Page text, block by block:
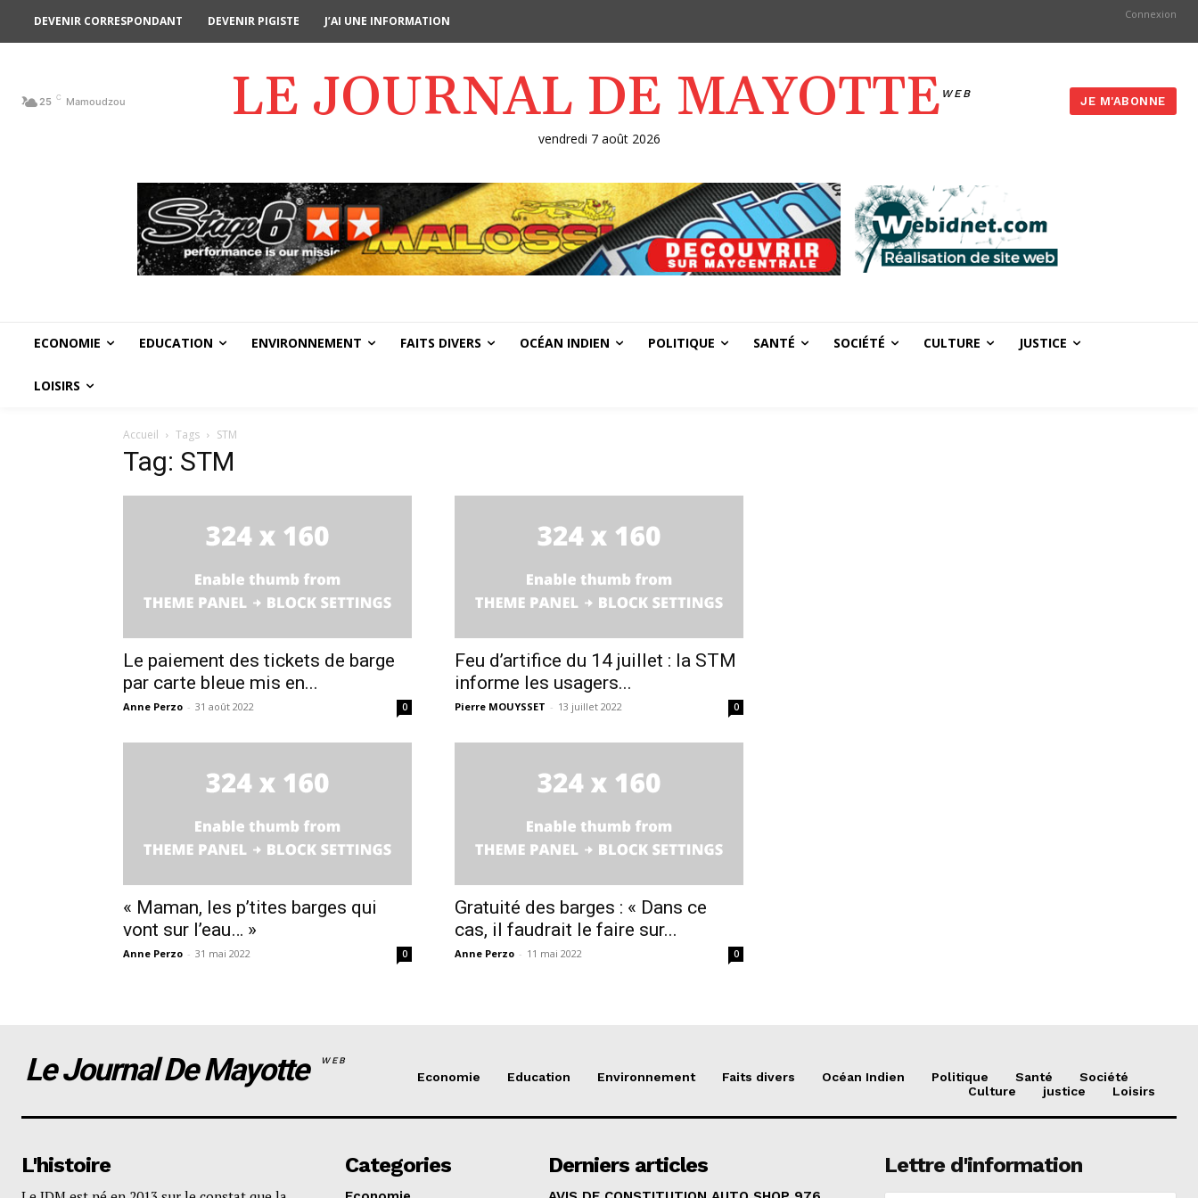
DEVENIR CORRESPONDANT DEVENIR PIGISTE J’AI UNE INFORMATION Connexion
25 C Mamoudzou LE JOURNAL DE MAYOTTE WEB
JE M'ABONNE
vendredi 7 août 2026
ECONOMIE EDUCATION ENVIRONNEMENT FAITS DIVERS OCÉAN INDIEN POLITIQUE SANTÉ SOCIÉTÉ CULTURE JUSTICE
LOISIRS
Accueil Tags STM
Tag: STM
Le paiement des tickets de barge
par carte bleue mis en...
Anne Perzo - 31 août 2022 0
Feu d’artifice du 14 juillet : la STM
informe les usagers...
Pierre MOUYSSET - 13 juillet 2022 0
« Maman, les p’tites barges qui
vont sur l’eau… »
Anne Perzo - 31 mai 2022 0
Gratuité des barges : « Dans ce
cas, il faudrait le faire sur...
Anne Perzo - 11 mai 2022 0
Le Journal De Mayotte WEB
Economie Education Environnement Faits divers Océan Indien Politique Santé
Société
Culture
justice Loisirs
L'histoire Categories Derniers articles Lettre d'information